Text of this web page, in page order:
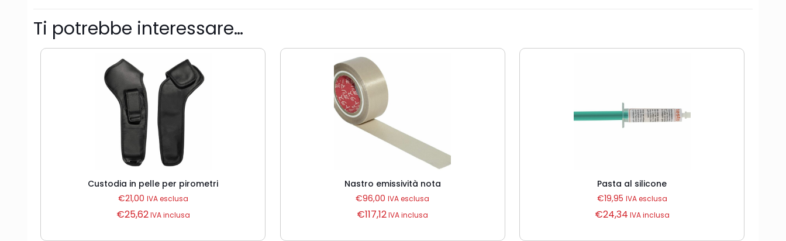
Ti potrebbe interessare…
Custodia in pelle per pirometri
€21,00 IVA esclusa
€25,62IVA inclusa
Nastro emissività nota
€96,00 IVA esclusa
€117,12IVA inclusa
Pasta al silicone
€19,95 IVA esclusa
€24,34 IVA inclusa